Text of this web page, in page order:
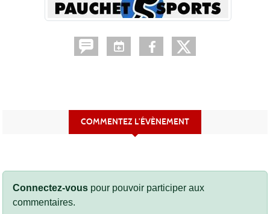
COMMENTEZ L’ÉVÈNEMENT
Connectez-vous pour pouvoir participer aux
commentaires.